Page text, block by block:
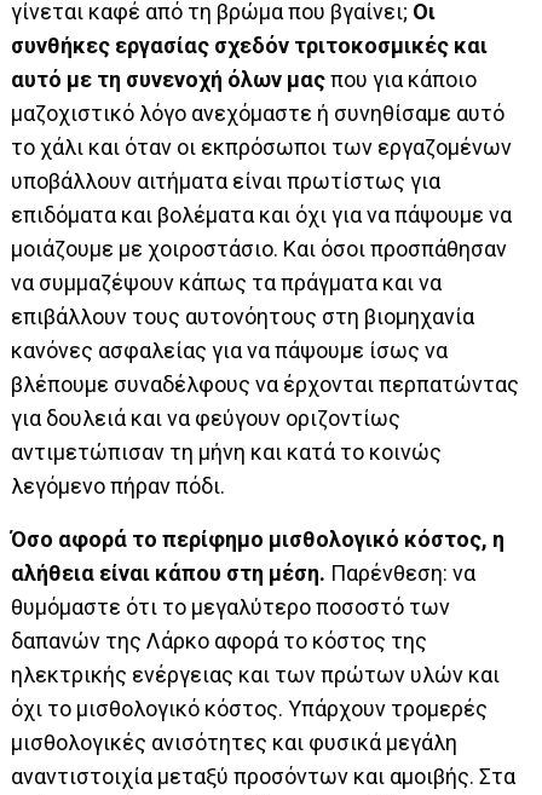
γίνεται καφέ από τη βρώμα που βγαίνει; Οι
συνθήκες εργασίας σχεδόν τριτοκοσμικές και
αυτό με τη συνενοχή όλων μαςπου για κάποιο
μαζοχιστικό λόγο ανεχόμαστε ή συνηθίσαμε αυτό
το χάλι και όταν οι εκπρόσωποι των εργαζομένων
υποβάλλουν αιτήματα είναι πρωτίστως για
επιδόματα και βολέματα και όχι για να πάψουμε να
μοιάζουμε με χοιροστάσιο. Και όσοι προσπάθησαν
να συμμαζέψουν κάπως τα πράγματα και να
επιβάλλουν τους αυτονόητους στη βιομηχανία
κανόνες ασφαλείας για να πάψουμε ίσως να
βλέπουμε συναδέλφους να έρχονται περπατώντας
για δουλειά και να φεύγουν οριζοντίως
αντιμετώπισαν τη μήνη και κατά το κοινώς
λεγόμενο πήραν πόδι.
Όσο αφορά το περίφημο μισθολογικό κόστος, η
αλήθεια είναι κάπου στη μέση. Παρένθεση: να
θυμόμαστε ότι το μεγαλύτερο ποσοστό των
δαπανών της Λάρκο αφορά το κόστος της
ηλεκτρικής ενέργειας και των πρώτων υλών και
όχι το μισθολογικό κόστος. Υπάρχουν τρομερές
μισθολογικές ανισότητες και φυσικά μεγάλη
αναντιστοιχία μεταξύ προσόντων και αμοιβής. Στα